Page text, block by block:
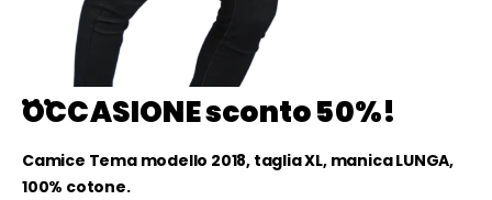
OCCASIONE sconto 50%!
Camice Tema modello 2018, taglia XL, manica LUNGA,
100% cotone.